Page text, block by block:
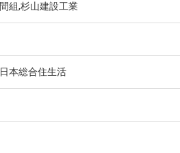
間組,杉山建設工業
日本総合住生活